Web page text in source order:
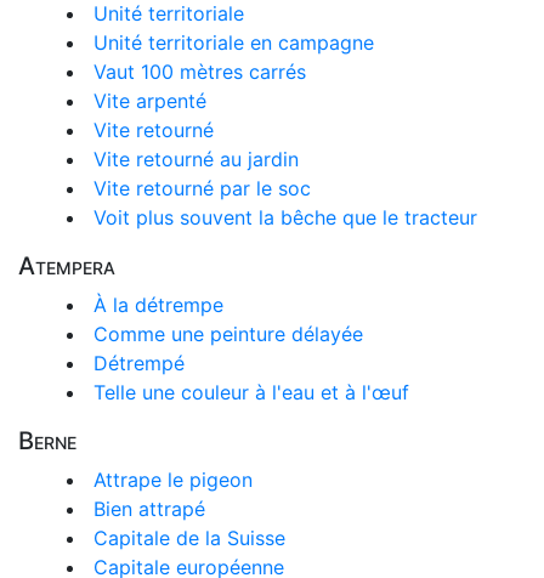
Unité territoriale
Unité territoriale en campagne
Vaut 100 mètres carrés
Vite arpenté
Vite retourné
Vite retourné au jardin
Vite retourné par le soc
Voit plus souvent la bêche que le tracteur
Atempera
À la détrempe
Comme une peinture délayée
Détrempé
Telle une couleur à l'eau et à l'œuf
Berne
Attrape le pigeon
Bien attrapé
Capitale de la Suisse
Capitale européenne